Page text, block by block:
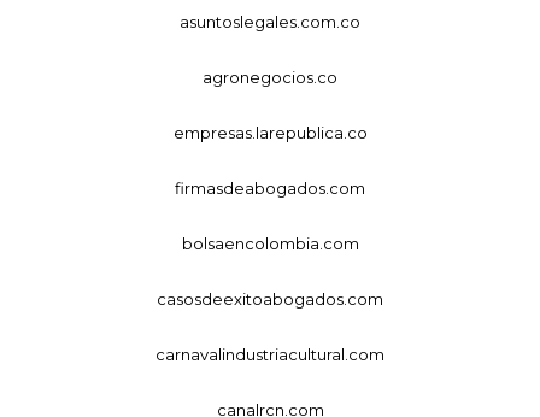
asuntoslegales.com.co
agronegocios.co
empresas.larepublica.co
firmasdeabogados.com
bolsaencolombia.com
casosdeexitoabogados.com
carnavalindustriacultural.com
canalrcn.com